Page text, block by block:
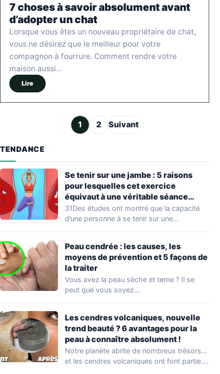
7 choses à savoir absolument avant
d’adopter un chat
Lorsque vous êtes un nouveau propriétaire de chat,
vous ne désirez que le meilleur pour votre
compagnon à fourrure. Comment rendre votre
maison aussi…
Lire
Pagination des publications
1 2 Suivant
TENDANCE
Se tenir sur une jambe : 5 raisons
pour lesquelles cet exercice
équivaut à une véritable séance
d’entraînement
31Des études ont montré que la capacité
d’une personne à se tenir sur une…
Peau cendrée : les causes, les
moyens de prévention et 5 façons de
la traiter
Vous avez la peau sèche et terne ? Il se
peut que vous soyez…
Les cendres volcaniques, nouvelle
trend beauté ? 6 avantages pour la
peau à connaître absolument !
Notre planète abrite de nombreux trésors…
et les cendres volcaniques ont font partie.